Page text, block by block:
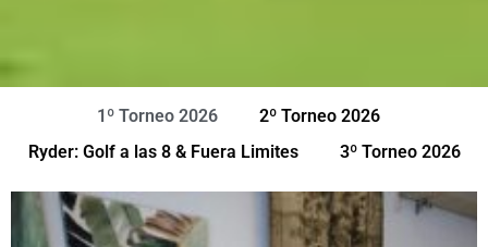
1º Torneo 2026
2º Torneo 2026
Ryder: Golf a las 8 & Fuera Limites
3º Torneo 2026